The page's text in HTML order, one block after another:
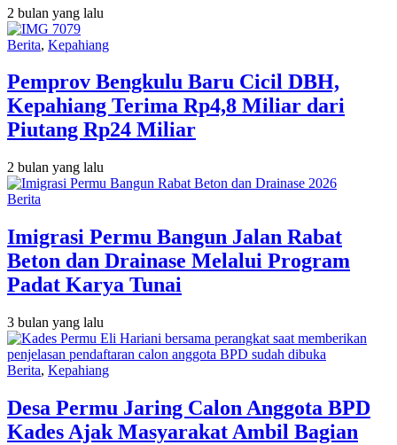
2 bulan yang lalu
Berita, Kepahiang
Pemprov Bengkulu Baru Cicil DBH,
Kepahiang Terima Rp4,8 Miliar dari
Piutang Rp24 Miliar
2 bulan yang lalu
Berita
Imigrasi Permu Bangun Jalan Rabat
Beton dan Drainase Melalui Program
Padat Karya Tunai
3 bulan yang lalu
Berita, Kepahiang
Desa Permu Jaring Calon Anggota BPD
Kades Ajak Masyarakat Ambil Bagian